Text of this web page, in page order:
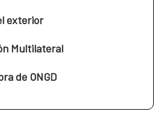
exterior
Multilateral
de ONGD